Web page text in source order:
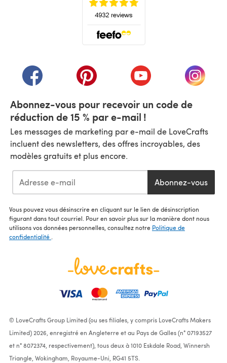
(s'ouvre dans un nouvel onglet)
(s'ouvre dans un nouvel onglet)
(s'ouvre dans un(s'ouvre
Abonnez-vous pour recevoir un code de
réduction de 15 % par e-mail !
Les messages de marketing par e-mail de LoveCrafts
incluent des newsletters, des offres incroyables, des
modèles gratuits et plus encore.
Abonnez-vous
Vous pouvez vous désinscrire en cliquant sur le lien de désinscription
figurant dans tout courriel. Pour en savoir plus sur la manière dont nous
utilisons vos données personnelles, consultez notre Politique de
confidentialité
© LoveCrafts Group Limited (ou ses filiales, y compris LoveCrafts Makers
Limited) 2026, enregistré en Angleterre et au Pays de Galles (n° 07193527
et n° 8072374, respectivement), tous deux à 1010 Eskdale Road, Winnersh
Triangle, Wokingham, Royaume-Uni, RG41 5TS.